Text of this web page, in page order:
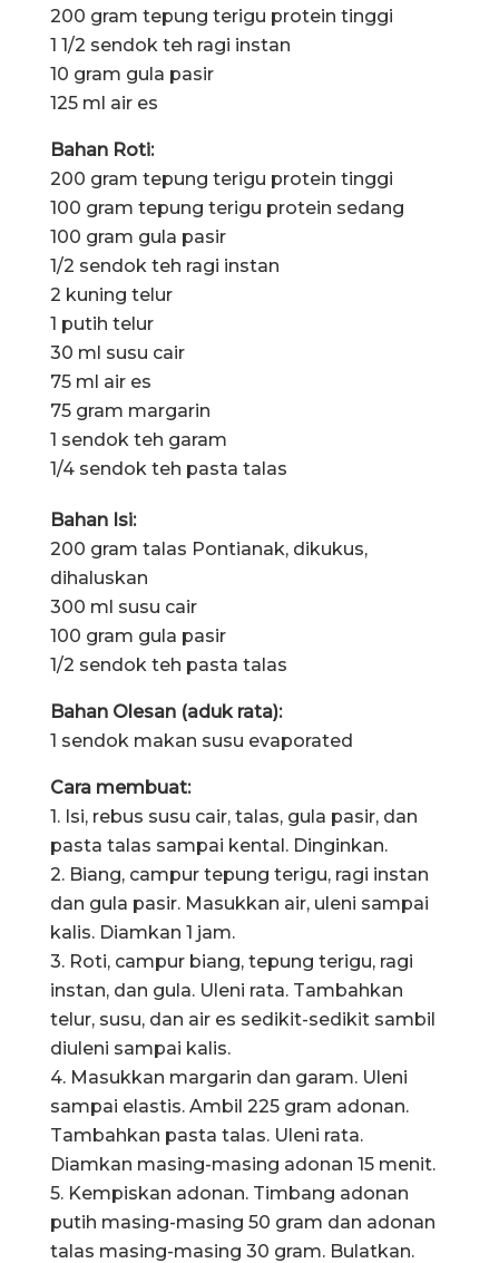
200 gram tepung terigu protein tinggi
1 1/2 sendok teh ragi instan
10 gram gula pasir
125 ml air es
Bahan Roti:
200 gram tepung terigu protein tinggi
100 gram tepung terigu protein sedang
100 gram gula pasir
1/2 sendok teh ragi instan
2 kuning telur
1 putih telur
30 ml susu cair
75 ml air es
75 gram margarin
1 sendok teh garam
1/4 sendok teh pasta talas
Bahan Isi:
200 gram talas Pontianak, dikukus,
dihaluskan
300 ml susu cair
100 gram gula pasir
1/2 sendok teh pasta talas
Bahan Olesan (aduk rata):
1 sendok makan susu evaporated
Cara membuat:
1. Isi, rebus susu cair, talas, gula pasir, dan
pasta talas sampai kental. Dinginkan.
2. Biang, campur tepung terigu, ragi instan
dan gula pasir. Masukkan air, uleni sampai
kalis. Diamkan 1 jam.
3. Roti, campur biang, tepung terigu, ragi
instan, dan gula. Uleni rata. Tambahkan
telur, susu, dan air es sedikit-sedikit sambil
diuleni sampai kalis.
4. Masukkan margarin dan garam. Uleni
sampai elastis. Ambil 225 gram adonan.
Tambahkan pasta talas. Uleni rata.
Diamkan masing-masing adonan 15 menit.
5. Kempiskan adonan. Timbang adonan
putih masing-masing 50 gram dan adonan
talas masing-masing 30 gram. Bulatkan.